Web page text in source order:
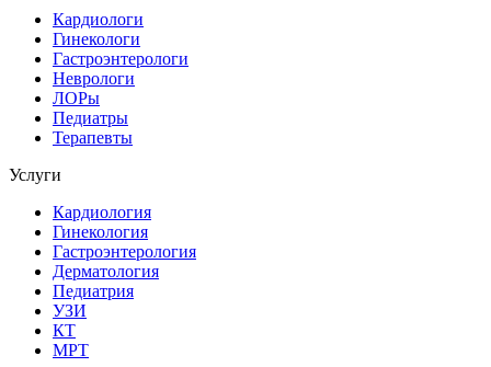
Кардиологи
Гинекологи
Гастроэнтерологи
Неврологи
ЛОРы
Педиатры
Терапевты
Услуги
Кардиология
Гинекология
Гастроэнтерология
Дерматология
Педиатрия
УЗИ
КТ
МРТ